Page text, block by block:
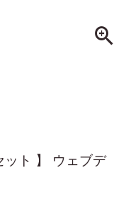
ト 】 ウェブデ